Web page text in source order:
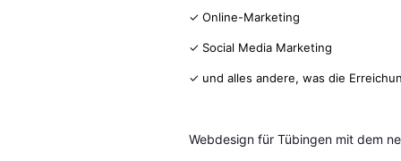
✓ Online-Marketing
✓ Social Media Marketing
✓ und alles andere, was die
Webdesign für Tübingen mit dem